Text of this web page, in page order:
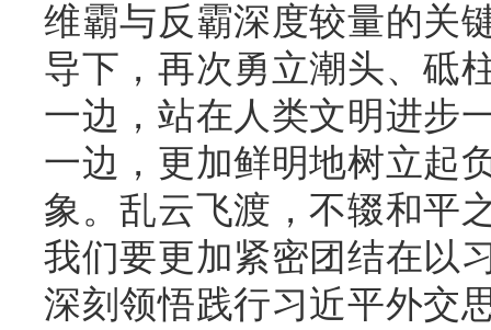
维霸与反霸深度较量的关
导下，再次勇立潮头、砥
一边，站在人类文明进步
一边，更加鲜明地树立起
象。乱云飞渡，不辍和平
我们要更加紧密团结在以
深刻领悟践行习近平外交